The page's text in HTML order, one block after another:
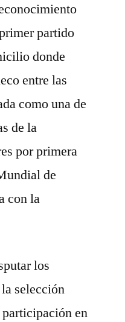
partido
donde
entre las
como una de
de la
por primera
de
con la
los
selección
en